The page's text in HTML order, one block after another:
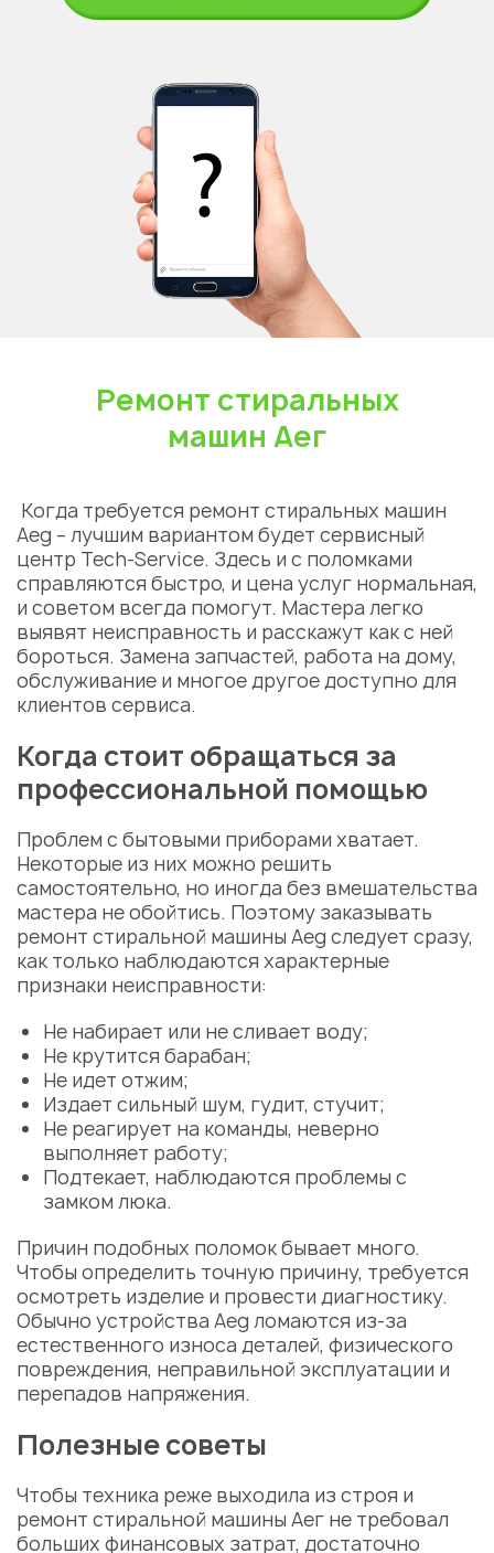
Ремонт стиральных
машин Аег
Когда требуется ремонт стиральных машин
Aeg – лучшим вариантом будет сервисный
центр Tech-Service. Здесь и с поломками
справляются быстро, и цена услуг нормальная,
и советом всегда помогут. Мастера легко
выявят неисправность и расскажут как с ней
бороться. Замена запчастей, работа на дому,
обслуживание и многое другое доступно для
клиентов сервиса.
Когда стоит обращаться за
профессиональной помощью
Проблем с бытовыми приборами хватает.
Некоторые из них можно решить
самостоятельно, но иногда без вмешательства
мастера не обойтись. Поэтому заказывать
ремонт стиральной машины Aeg следует сразу,
как только наблюдаются характерные
признаки неисправности:
Не набирает или не сливает воду;
Не крутится барабан;
Не идет отжим;
Издает сильный шум, гудит, стучит;
Не реагирует на команды, неверно
выполняет работу;
Подтекает, наблюдаются проблемы с
замком люка.
Причин подобных поломок бывает много.
Чтобы определить точную причину, требуется
осмотреть изделие и провести диагностику.
Обычно устройства Aeg ломаются из-за
естественного износа деталей, физического
повреждения, неправильной эксплуатации и
перепадов напряжения.
Полезные советы
Чтобы техника реже выходила из строя и
ремонт стиральной машины Аег не требовал
больших финансовых затрат, достаточно